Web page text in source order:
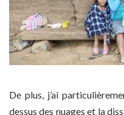
De plus, j’ai
dessus des nuages et la